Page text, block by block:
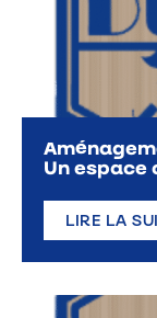
Un espace
LIRE LA